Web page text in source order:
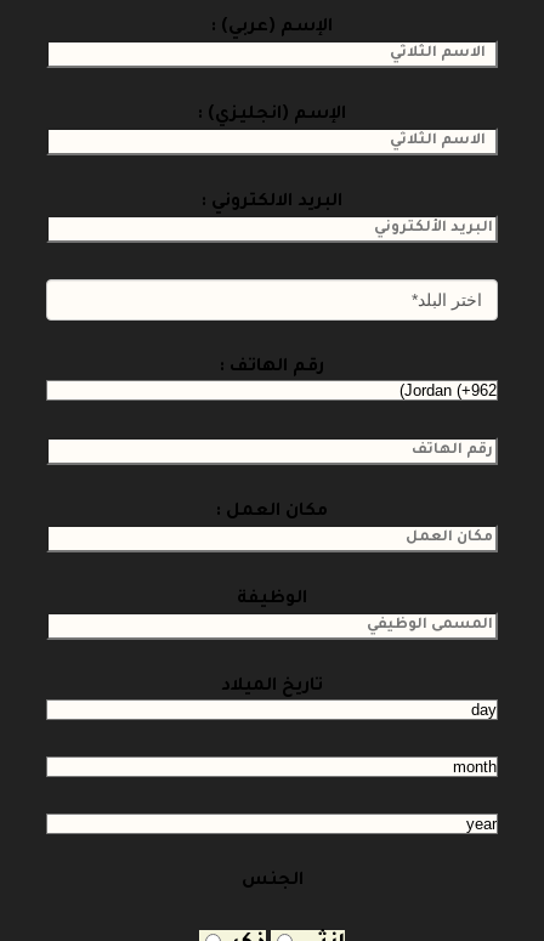
الإسم (عربي) :
الإسم (انجليزي) :
البريد الالكتروني :
رقم الهاتف :
مكان العمل :
الوظيفة
تاريخ الميلاد
الجنس